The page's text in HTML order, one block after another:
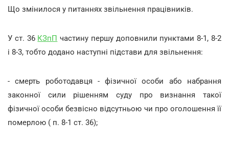
Що змінилося у питаннях звільнення працівників.
У ст. 36 КЗпП частину першу доповнили пунктами 8-1, 8-2
і 8-3, тобто додано наступні підстави для звільнення:
- смерть роботодавця - фізичної особи або набрання
законної сили рішенням суду про визнання такої
фізичної особи безвісно відсутньою чи про оголошення її
померлою ( п. 8-1 ст. 36);